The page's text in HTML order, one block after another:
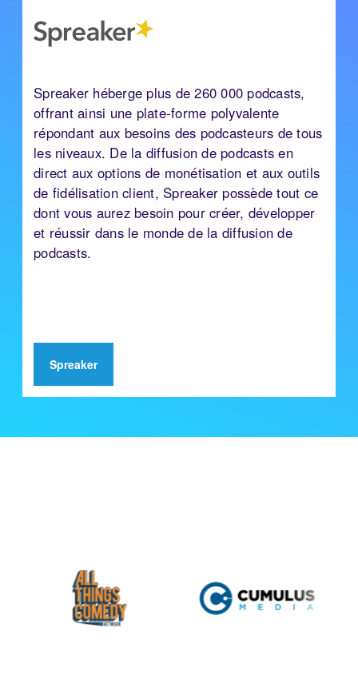
Spreaker héberge plus de 260 000 podcasts,
offrant ainsi une plate-forme polyvalente
répondant aux besoins des podcasteurs de tous
les niveaux. De la diffusion de podcasts en
direct aux options de monétisation et aux outils
de fidélisation client, Spreaker possède tout ce
dont vous aurez besoin pour créer, développer
et réussir dans le monde de la diffusion de
podcasts.
Spreaker